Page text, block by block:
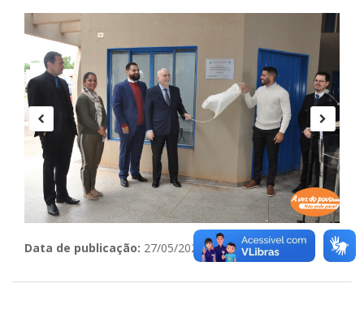
Data de publicação: 27/05/2024